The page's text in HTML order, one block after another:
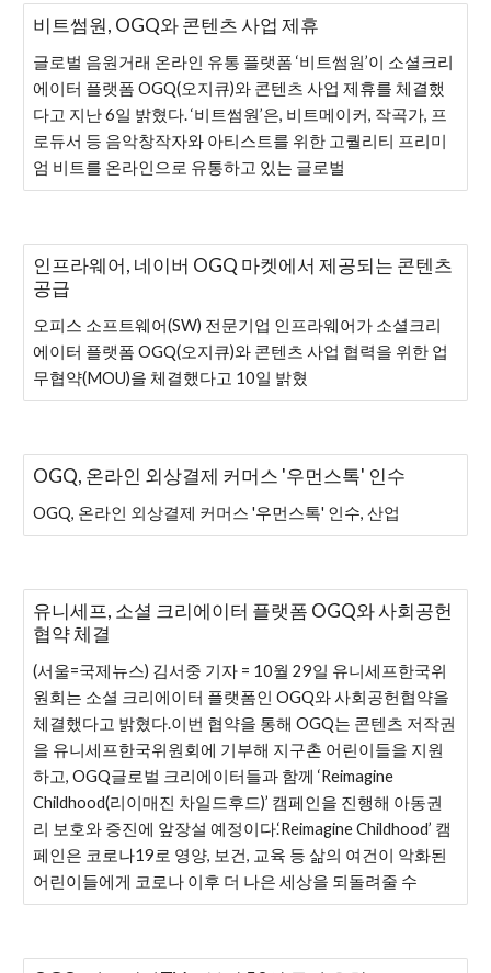
비트썸원, OGQ와 콘텐츠 사업 제휴
글로벌 음원거래 온라인 유통 플랫폼 ‘비트썸원’이 소셜크리
에이터 플랫폼 OGQ(오지큐)와 콘텐츠 사업 제휴를 체결했
다고 지난 6일 밝혔다. ‘비트썸원’은, 비트메이커, 작곡가, 프
로듀서 등 음악창작자와 아티스트를 위한 고퀄리티 프리미
엄 비트를 온라인으로 유통하고 있는 글로벌
인프라웨어, 네이버 OGQ 마켓에서 제공되는 콘텐츠
공급
오피스 소프트웨어(SW) 전문기업 인프라웨어가 소셜크리
에이터 플랫폼 OGQ(오지큐)와 콘텐츠 사업 협력을 위한 업
무협약(MOU)을 체결했다고 10일 밝혔
OGQ, 온라인 외상결제 커머스 '우먼스톡' 인수
OGQ, 온라인 외상결제 커머스 '우먼스톡' 인수, 산업
유니세프, 소셜 크리에이터 플랫폼 OGQ와 사회공헌
협약 체결
(서울=국제뉴스) 김서중 기자 = 10월 29일 유니세프한국위
원회는 소셜 크리에이터 플랫폼인 OGQ와 사회공헌협약을
체결했다고 밝혔다.이번 협약을 통해 OGQ는 콘텐츠 저작권
을 유니세프한국위원회에 기부해 지구촌 어린이들을 지원
하고, OGQ글로벌 크리에이터들과 함께 ‘Reimagine
Childhood(리이매진 차일드후드)’ 캠페인을 진행해 아동권
리 보호와 증진에 앞장설 예정이다.‘Reimagine Childhood’ 캠
페인은 코로나19로 영양, 보건, 교육 등 삶의 여건이 악화된
어린이들에게 코로나 이후 더 나은 세상을 되돌려줄 수